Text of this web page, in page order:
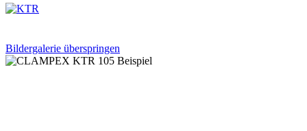
Bildergalerie überspringen